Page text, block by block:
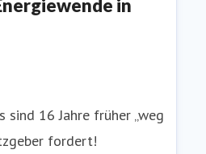
in
16 Jahre früher „weg
fordert!